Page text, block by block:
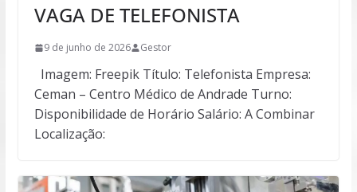
VAGA DE TELEFONISTA
9 de junho de 2026 Gestor
Imagem: Freepik Título: Telefonista Empresa:
Ceman – Centro Médico de Andrade Turno:
Disponibilidade de Horário Salário: A Combinar
Localização: